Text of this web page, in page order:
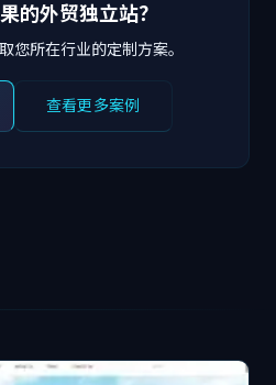
的外贸独立站？
您所在行业的定制方案。
查看更多案例